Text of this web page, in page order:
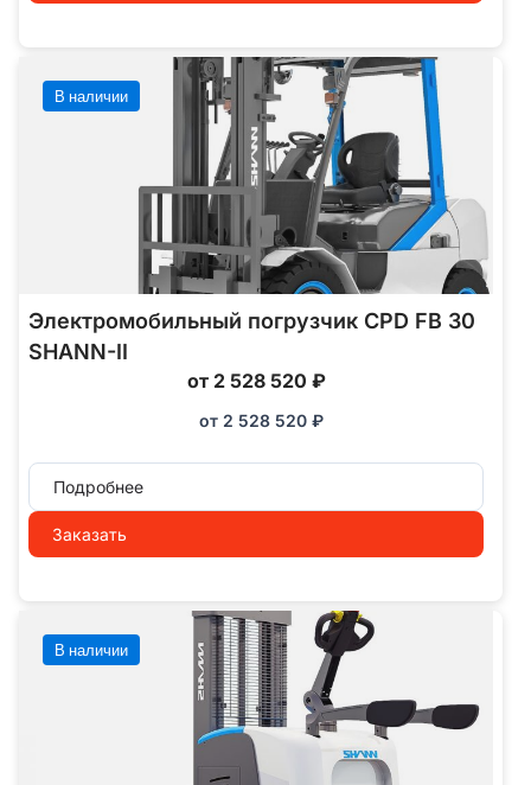
В наличии
Электромобильный погрузчик CPD FB 30
SHANN-II
от 2 528 520 ₽
от 2 528 520 ₽
Подробнее
Заказать
В наличии